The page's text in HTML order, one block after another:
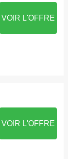
VOIR L'OFFRE
VOIR L'OFFRE